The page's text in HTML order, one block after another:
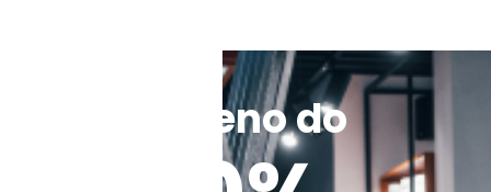
Sniženo do